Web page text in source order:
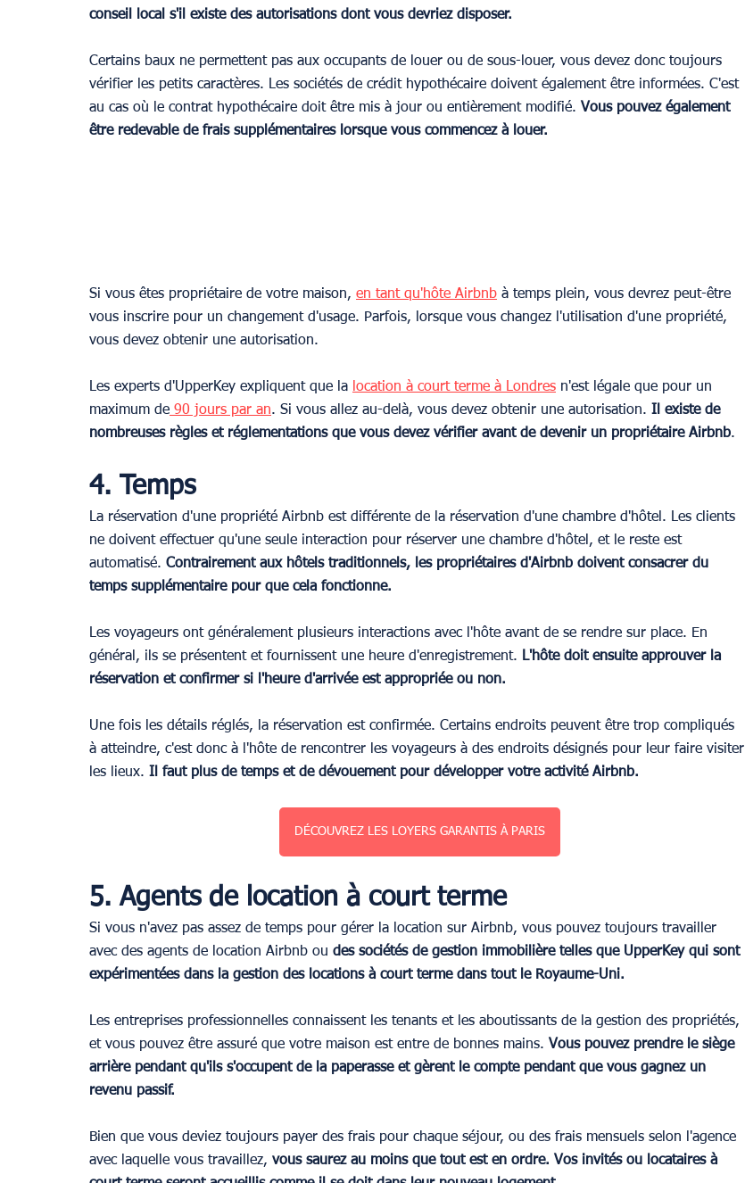
conseil local s'il existe des autorisations dont vous devriez disposer.
Certains baux ne permettent pas aux occupants de louer ou de sous-louer, vous devez donc toujours
vérifier les petits caractères. Les sociétés de crédit hypothécaire doivent également être informées. C'est
au cas où le contrat hypothécaire doit être mis à jour ou entièrement modifié. Vous pouvez également
être redevable de frais supplémentaires lorsque vous commencez à louer.
Si vous êtes propriétaire de votre maison, en tant qu'hôte Airbnb à temps plein, vous devrez peut-être
vous inscrire pour un changement d'usage. Parfois, lorsque vous changez l'utilisation d'une propriété,
vous devez obtenir une autorisation.
Les experts d'UpperKey expliquent que la location à court terme à Londres n'est légale que pour un
maximum de 90 jours par an. Si vous allez au-delà, vous devez obtenir une autorisation. Il existe de
nombreuses règles et réglementations que vous devez vérifier avant de devenir un propriétaire Airbnb.
4. Temps
La réservation d'une propriété Airbnb est différente de la réservation d'une chambre d'hôtel. Les clients
ne doivent effectuer qu'une seule interaction pour réserver une chambre d'hôtel, et le reste est
automatisé. Contrairement aux hôtels traditionnels, les propriétaires d'Airbnb doivent consacrer du
temps supplémentaire pour que cela fonctionne.
Les voyageurs ont généralement plusieurs interactions avec l'hôte avant de se rendre sur place. En
général, ils se présentent et fournissent une heure d'enregistrement. L'hôte doit ensuite approuver la
réservation et confirmer si l'heure d'arrivée est appropriée ou non.
Une fois les détails réglés, la réservation est confirmée. Certains endroits peuvent être trop compliqués
à atteindre, c'est donc à l'hôte de rencontrer les voyageurs à des endroits désignés pour leur faire visiter
les lieux. Il faut plus de temps et de dévouement pour développer votre activité Airbnb.
DÉCOUVREZ LES LOYERS GARANTIS À PARIS
5. Agents de location à court terme
Si vous n'avez pas assez de temps pour gérer la location sur Airbnb, vous pouvez toujours travailler
avec des agents de location Airbnb ou des sociétés de gestion immobilière telles que UpperKey qui sont
expérimentées dans la gestion des locations à court terme dans tout le Royaume-Uni.
Les entreprises professionnelles connaissent les tenants et les aboutissants de la gestion des propriétés,
et vous pouvez être assuré que votre maison est entre de bonnes mains. Vous pouvez prendre le siège
arrière pendant qu'ils s'occupent de la paperasse et gèrent le compte pendant que vous gagnez un
revenu passif.
Bien que vous deviez toujours payer des frais pour chaque séjour, ou des frais mensuels selon l'agence
avec laquelle vous travaillez, vous saurez au moins que tout est en ordre. Vos invités ou locataires à